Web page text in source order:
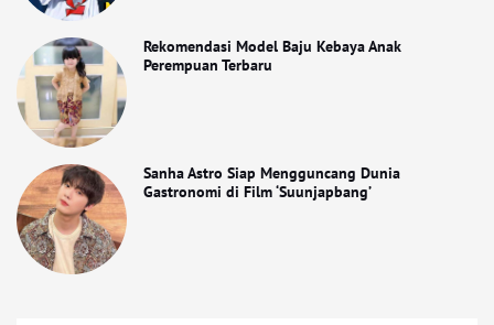
Rekomendasi Model Baju Kebaya Anak
Perempuan Terbaru
Sanha Astro Siap Mengguncang Dunia
Gastronomi di Film ‘Suunjapbang’